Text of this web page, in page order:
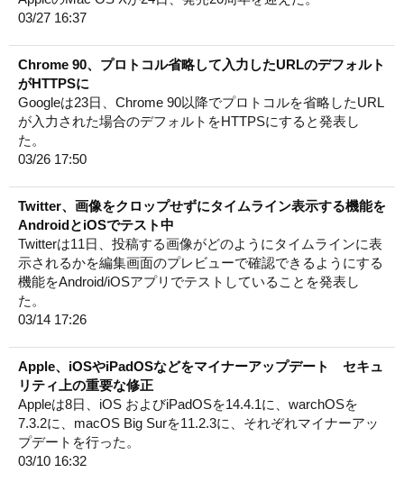
03/27 16:37
Chrome 90、プロトコル省略して入力したURLのデフォルト
がHTTPSに
Googleは23日、Chrome 90以降でプロトコルを省略したURL
が入力された場合のデフォルトをHTTPSにすると発表し
た。
03/26 17:50
Twitter、画像をクロップせずにタイムライン表示する機能を
AndroidとiOSでテスト中
Twitterは11日、投稿する画像がどのようにタイムラインに表
示されるかを編集画面のプレビューで確認できるようにする
機能をAndroid/iOSアプリでテストしていることを発表し
た。
03/14 17:26
Apple、iOSやiPadOSなどをマイナーアップデート セキュ
リティ上の重要な修正
Appleは8日、iOS およびiPadOSを14.4.1に、warchOSを
7.3.2に、macOS Big Surを11.2.3に、それぞれマイナーアッ
プデートを行った。
03/10 16:32